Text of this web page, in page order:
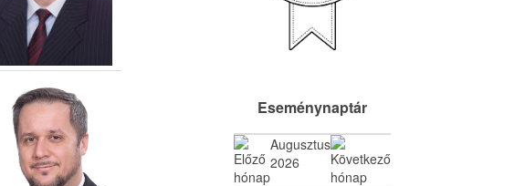
Eseménynaptár
Augusztus
2026